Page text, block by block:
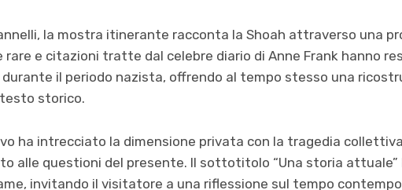
la mostra itinerante racconta la Shoah attraverso una
e citazioni tratte dal celebre diario di Anne Frank hanno
il periodo nazista, offrendo al tempo stesso una
storico.
ha intrecciato la dimensione privata con la tragedia
alle questioni del presente. Il sottotitolo “Una storia attuale”
invitando il visitatore a una riflessione sul tempo